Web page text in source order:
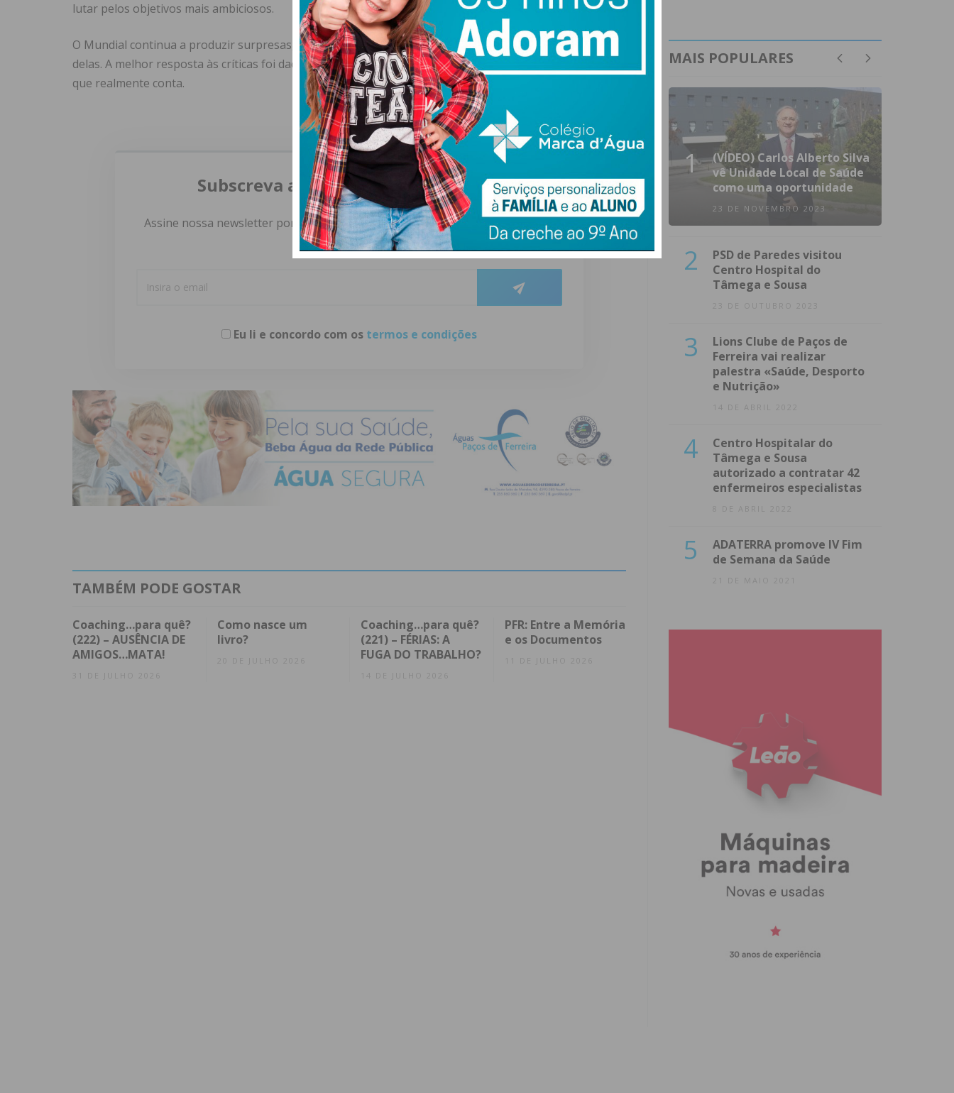
lutar pelos objetivos mais ambiciosos.
O Mundial continua a produzir surpresas, mas Portugal tratou de garantir que não queria fazer parte
delas. A melhor resposta às críticas foi dada dentro de campo. E essa é, muitas vezes, a única resposta
que realmente conta.
Subscreva a newsletter do Imediato
Assine nossa newsletter por e-mail e obtenha de forma regular a informação
atualizada.
Eu li e concordo com os termos e condições
TAMBÉM PODE GOSTAR
Coaching…para quê?
(222) – AUSÊNCIA DE
AMIGOS…MATA!
Como nasce um
livro?
Coaching…para quê?
(221) – FÉRIAS: A
FUGA DO TRABALHO?
14 DE JULHO 2026
PFR: Entre a Memória
e os Documentos
MAIS POPULARES
1
(VÍDEO) Carlos Alberto Silva
vê Unidade Local de Saúde
como uma oportunidade
23 DE NOVEMBRO 2023
2
PSD de Paredes visitou
Centro Hospital do
Tâmega e Sousa
23 DE OUTUBRO 2023
3
Lions Clube de Paços de
Ferreira vai realizar
palestra «Saúde, Desporto
e Nutrição»
14 DE ABRIL 2022
4
Centro Hospitalar do
Tâmega e Sousa
autorizado a contratar 42
enfermeiros especialistas
8 DE ABRIL 2022
5
ADATERRA promove IV Fim
de Semana da Saúde
21 DE MAIO 2021